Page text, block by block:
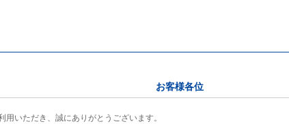
お客様各位
用いただき、誠にありがとうございます。